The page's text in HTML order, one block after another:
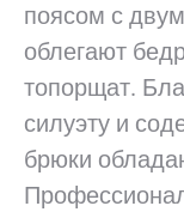
поясом с
облегают
топорщат.
силуэту и
брюки